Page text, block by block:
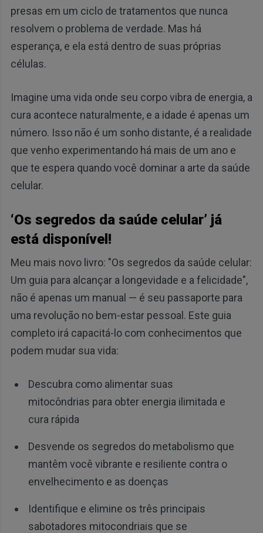
presas em um ciclo de tratamentos que nunca
resolvem o problema de verdade. Mas há
esperança, e ela está dentro de suas próprias
células.
Imagine uma vida onde seu corpo vibra de energia, a
cura acontece naturalmente, e a idade é apenas um
número. Isso não é um sonho distante, é a realidade
que venho experimentando há mais de um ano e
que te espera quando você dominar a arte da saúde
celular.
‘Os segredos da saúde celular’ já
está disponível!
Meu mais novo livro: "Os segredos da saúde celular:
Um guia para alcançar a longevidade e a felicidade",
não é apenas um manual — é seu passaporte para
uma revolução no bem-estar pessoal. Este guia
completo irá capacitá-lo com conhecimentos que
podem mudar sua vida:
Descubra como alimentar suas
mitocôndrias para obter energia ilimitada e
cura rápida
Desvende os segredos do metabolismo que
mantêm você vibrante e resiliente contra o
envelhecimento e as doenças
Identifique e elimine os três principais
sabotadores mitocondriais que se